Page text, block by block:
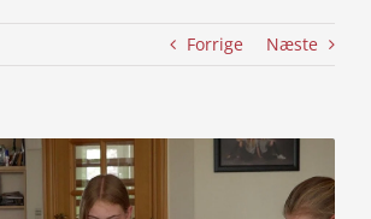
Forrige Næste